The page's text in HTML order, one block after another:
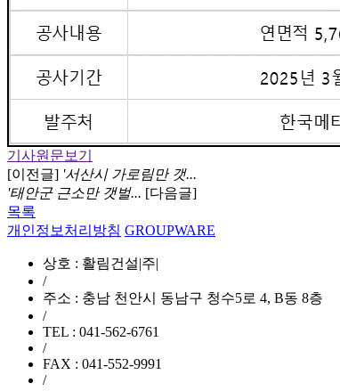
기사원문보기
[이전글] '서산시 가로림만 갯...
'태안군 근소만 갯벌... [다음글]
목록
개인정보처리방침 GROUPWARE
상호 : 활림건설|주|
/
주소 : 충남 천안시 동남구 청수5로 4, B동 8층
/
TEL : 041-562-6761
/
FAX : 041-552-9991
/